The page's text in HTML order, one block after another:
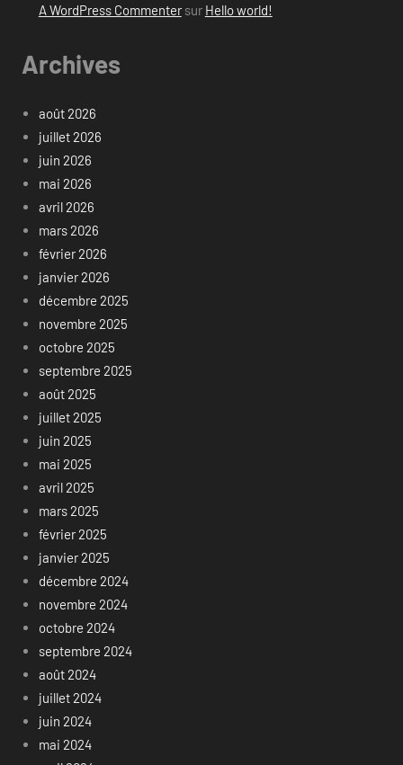
A WordPress Commentersur Hello world!
Archives
août 2026
juillet 2026
juin 2026
mai 2026
avril 2026
mars 2026
février 2026
janvier 2026
décembre 2025
novembre 2025
octobre 2025
septembre 2025
août 2025
juillet 2025
juin 2025
mai 2025
avril 2025
mars 2025
février 2025
janvier 2025
décembre 2024
novembre 2024
octobre 2024
septembre 2024
août 2024
juillet 2024
juin 2024
mai 2024